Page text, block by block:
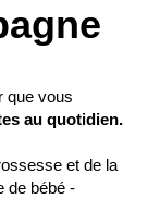
que vous
au quotidien.
et de la
de bébé -